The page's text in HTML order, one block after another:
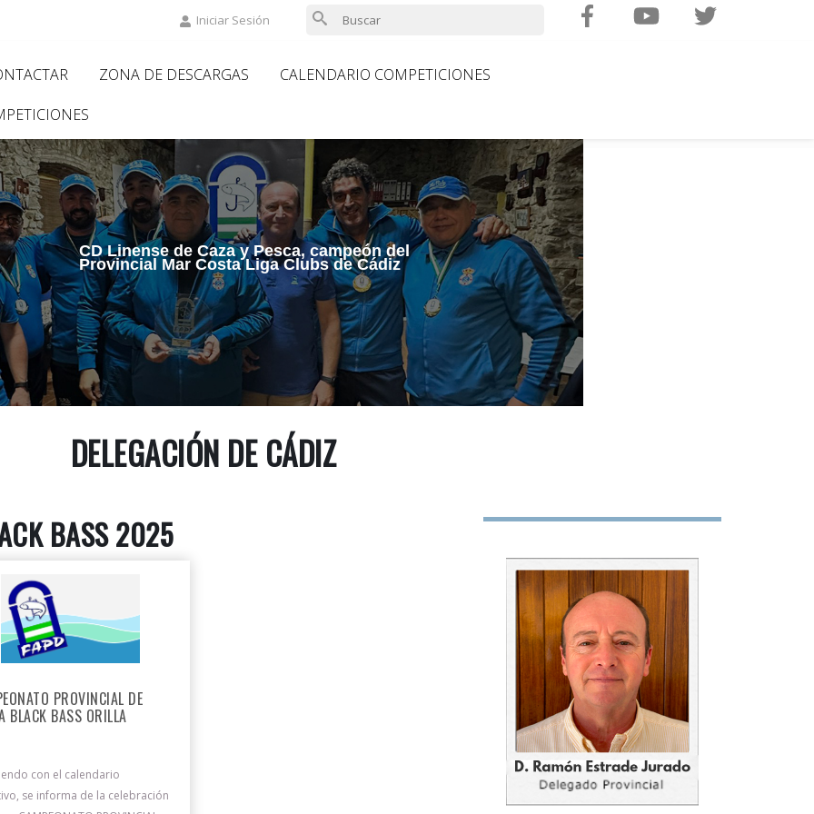
Iniciar Sesión Search
ZONA DE DESCARGAS
CALENDARIO COMPETICIONES
CD Linense de Caza y Pesca, campeón del
Provincial Mar Costa Liga Clubs de Cádiz
DELEGACIÓN DE CÁDIZ
BASS 2025
PROVINCIAL DE
BLACK BASS ORILLA
con el calendario
se informa de la celebración